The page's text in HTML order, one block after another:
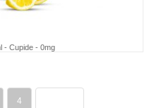
- Cupide - 0mg
4